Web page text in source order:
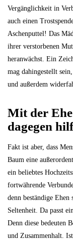
Vergänglichkeit in
auch einen
Aschenputtel! Das
ihrer verstorbenen
heranwächst. Ein
mag dahingestellt
und außerdem
Mit der
dagegen
Fakt ist aber, dass
Baum eine
ein beliebtes
fortwährende
denn beständige
Seltenheit. Da passt
Denn diese bedeuten
und Zusammenhalt.